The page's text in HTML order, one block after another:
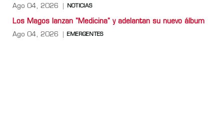
Ago 04, 2026 NOTICIAS
Los Magos lanzan "Medicina" y adelantan su nuevo álbum
Ago 04, 2026 EMERGENTES